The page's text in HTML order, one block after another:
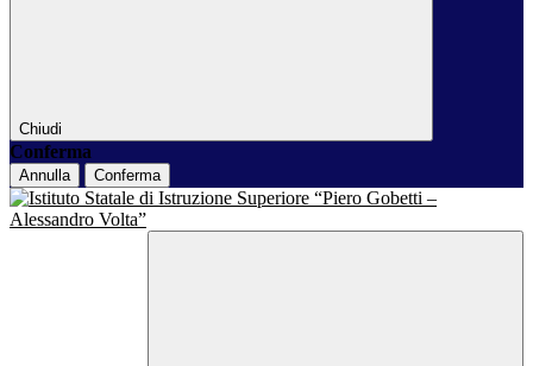
Chiudi
Conferma
Annulla Conferma